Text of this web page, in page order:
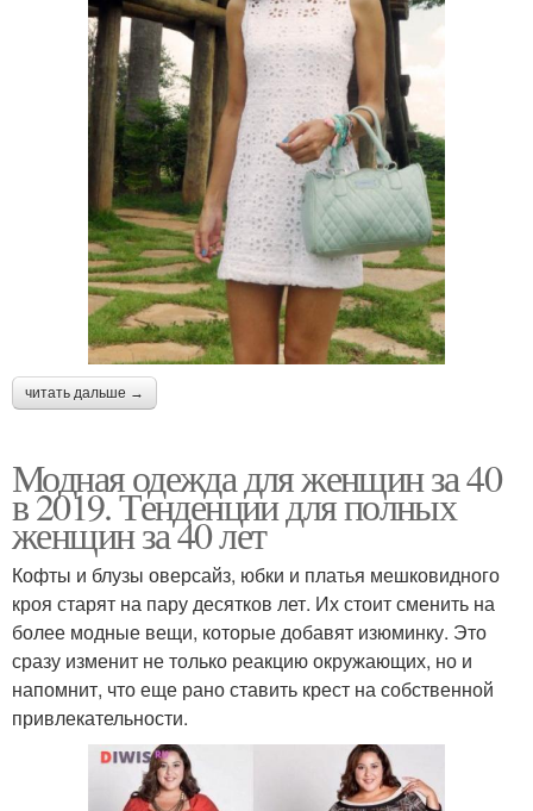
читать дальше →
Модная одежда для женщин за 40
в 2019. Тенденции для полных
женщин за 40 лет
Кофты и блузы оверсайз, юбки и платья мешковидного
кроя старят на пару десятков лет. Их стоит сменить на
более модные вещи, которые добавят изюминку. Это
сразу изменит не только реакцию окружающих, но и
напомнит, что еще рано ставить крест на собственной
привлекательности.